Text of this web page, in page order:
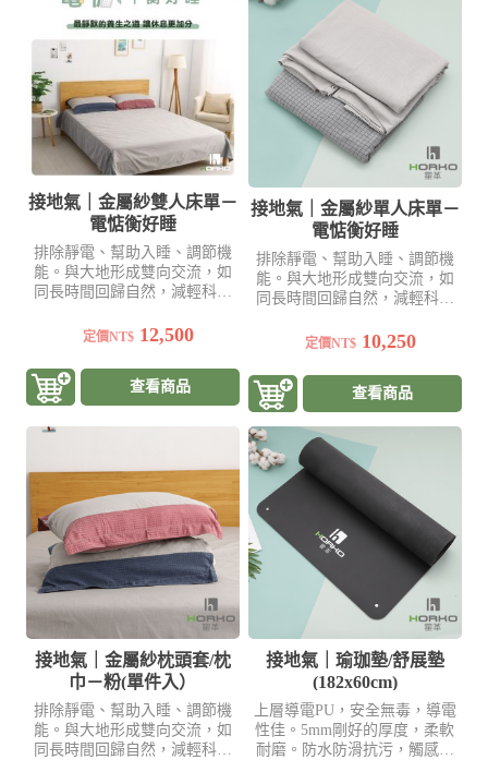
接地氣｜金屬紗雙人床單－
電惦衡好睡
排除靜電、幫助入睡、調節機
能。與大地形成雙向交流，如
同長時間回歸自然，減輕科技
定價NT$12,500
查看商品
接地氣｜金屬紗單人床單－
電惦衡好睡
排除靜電、幫助入睡、調節機
能。與大地形成雙向交流，如
同長時間回歸自然，減輕科技
定價NT$10,250
查看商品
接地氣｜金屬紗枕頭套/枕
巾－粉(單件入）
排除靜電、幫助入睡、調節機
能。與大地形成雙向交流，如
同長時間回歸自然，減輕科技
接地氣｜瑜珈墊/舒展墊
(182x60cm)
上層導電PU，安全無毒，導電
性佳。5mm剛好的厚度，柔軟
耐磨。防水防滑抗污，觸感滑